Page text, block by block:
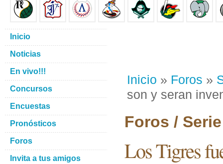
Inicio » Foros »
son y seran
Foros /
Los Tigres
Inicio
Noticias
En vivo!!!
Concursos
Encuestas
Pronósticos
Foros
Invita a tus amigos